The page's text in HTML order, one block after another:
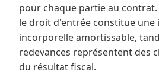
pour chaque partie au
le droit d'entrée constitue une
incorporelle amortissable,
redevances représentent des
du résultat fiscal.